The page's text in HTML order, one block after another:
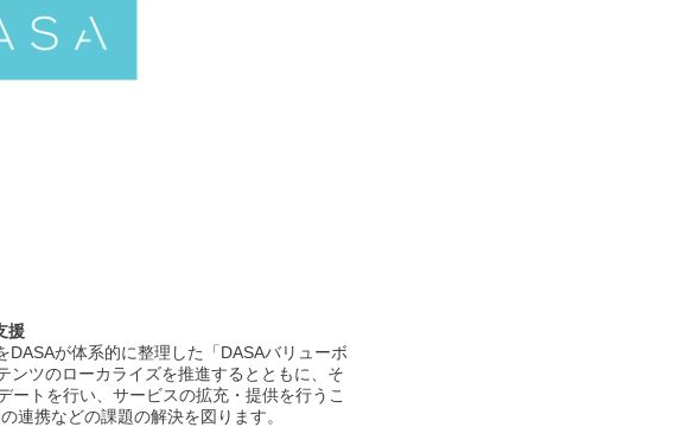
援
が体系的に整理した「DASAバリューボ
ンツのローカライズを推進するとともに、そ
トを行い、サービスの拡充・提供を行うこ
連携などの課題の解決を図ります。